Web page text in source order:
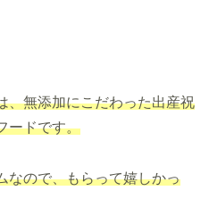
、無添加にこだわった出産祝
ードです。
なので、もらって嬉しかっ